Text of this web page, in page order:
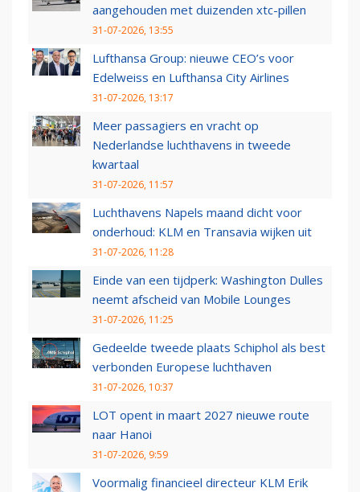
aangehouden met duizenden xtc-pillen
31-07-2026, 13:55
Lufthansa Group: nieuwe CEO’s voor
Edelweiss en Lufthansa City Airlines
31-07-2026, 13:17
Meer passagiers en vracht op
Nederlandse luchthavens in tweede
kwartaal
31-07-2026, 11:57
Luchthavens Napels maand dicht voor
onderhoud: KLM en Transavia wijken uit
31-07-2026, 11:28
Einde van een tijdperk: Washington Dulles
neemt afscheid van Mobile Lounges
31-07-2026, 11:25
Gedeelde tweede plaats Schiphol als best
verbonden Europese luchthaven
31-07-2026, 10:37
LOT opent in maart 2027 nieuwe route
naar Hanoi
31-07-2026, 9:59
Voormalig financieel directeur KLM Erik